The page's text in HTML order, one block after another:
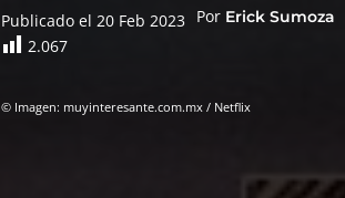
Publicado el 20 Feb 2023 Por Erick Sumoza
2.067
© Imagen: muyinteresante.com.mx / Netflix